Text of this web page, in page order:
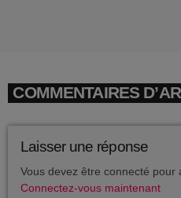
mars 2018
février 2018
COMMENTAIRES
Laisser une réponse
Vous devez être connecté pour
Connectez-vous maintenant